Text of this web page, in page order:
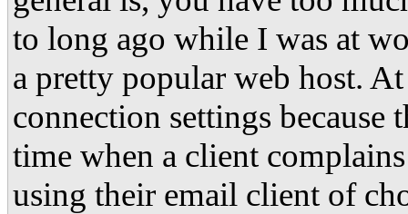
to long ago while I was at
a pretty popular web host.
connection settings because
time when a client
using their email client of